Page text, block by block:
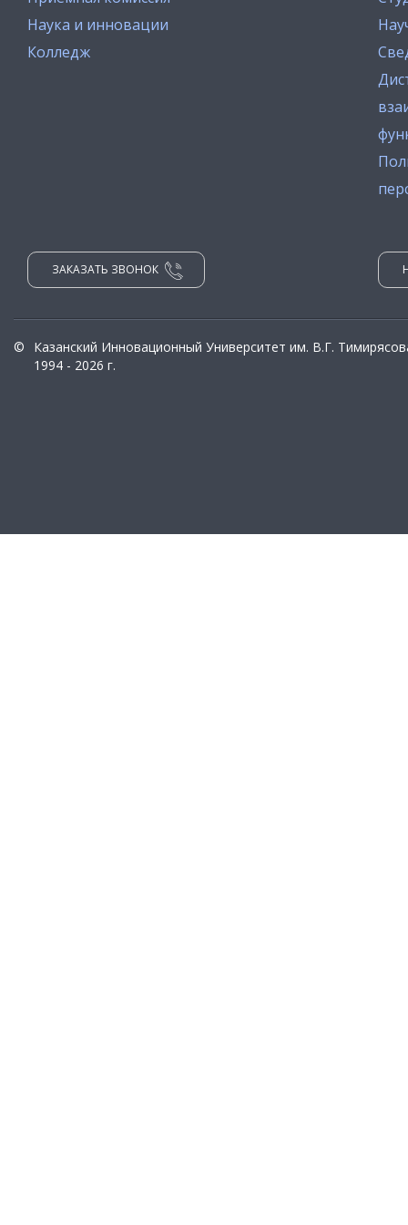
Наука и инновации
Колледж
ЗАКАЗАТЬ ЗВОНОК
©
Казанский Инновационный Университет им. В.Г.
1994 - 2026 г.